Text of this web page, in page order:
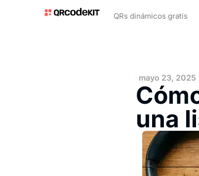
QRs dinámicos gratis
mayo 23, 2025
una